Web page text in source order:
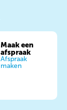
Maak een
afspraak
Afspraak
maken